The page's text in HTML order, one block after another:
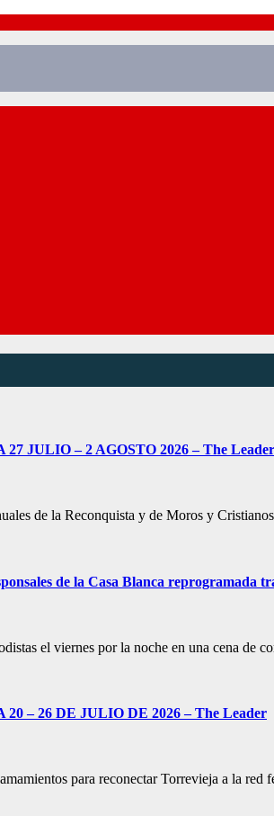
JULIO – 2 AGOSTO 2026 – The Leader
de la Reconquista y de Moros y
de la Casa Blanca reprogramada
el viernes por la noche en una cena de
– 26 DE JULIO DE 2026 – The Leader
para reconectar Torrevieja a la